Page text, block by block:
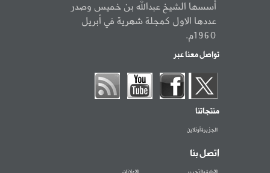
أسسها الشيخ عبدالله بن خميس وصدر
عددها الاول كمجلة شهرية في أبريل
1960م.
تواصل معنا عبر
منتجاتنا
الجزيرة أونلاين
اتصل بنا